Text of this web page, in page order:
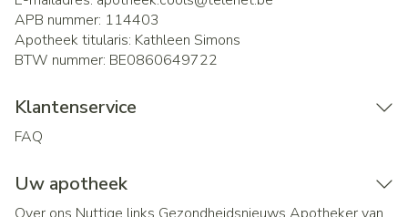
APB nummer: 114403
Apotheek titularis: Kathleen Simons
BTW nummer: BE0860649722
Klantenservice
FAQ
Uw apotheek